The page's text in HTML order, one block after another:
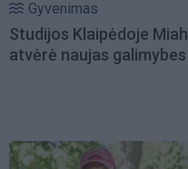
Gyvenimas
Studijos Klaipėdoje Miah
atvėrė naujas galimybes